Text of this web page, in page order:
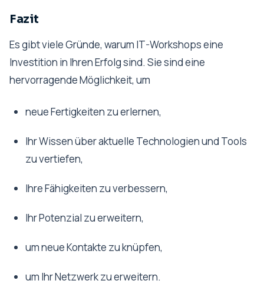
Fazit
Es gibt viele Gründe, warum IT-Workshops eine
Investition in Ihren Erfolg sind. Sie sind eine
hervorragende Möglichkeit, um
neue Fertigkeiten zu erlernen,
Ihr Wissen über aktuelle Technologien und Tools
zu vertiefen,
Ihre Fähigkeiten zu verbessern,
Ihr Potenzial zu erweitern,
um neue Kontakte zu knüpfen,
um Ihr Netzwerk zu erweitern.